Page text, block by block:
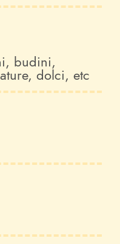
budini,
dolci, etc